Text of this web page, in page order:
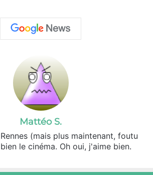
Mattéo S.
(mais plus maintenant, foutu
le cinéma. Oh oui, j'aime bien.